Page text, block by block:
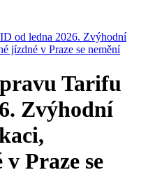
od ledna 2026. Zvýhodní
jízdné v Praze se nemění
Tarifu
Zvýhodní
Praze se